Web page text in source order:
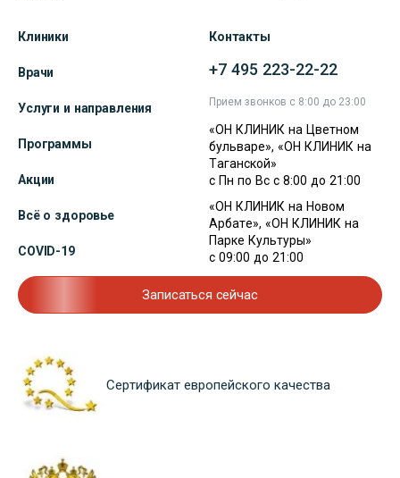
Клиники
Врачи
Услуги и направления
Программы
Акции
Всё о здоровье
COVID-19
Контакты
+7 495 223-22-22
Прием звонков с 8:00 до 23:00
«ОН КЛИНИК на Цветном
бульваре», «ОН КЛИНИК на
Таганской»
с Пн по Вс с 8:00 до 21:00
«ОН КЛИНИК на Новом
Арбате», «ОН КЛИНИК на
Парке Культуры»
с 09:00 до 21:00
Записаться сейчас
Сертификат европейского качества